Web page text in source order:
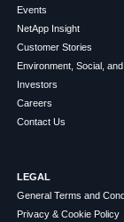
Events
NetApp Insight
Customer Stories
Environment, Social,
Investors
Careers
Contact Us
LEGAL
General Terms and
Privacy & Cookie Policy